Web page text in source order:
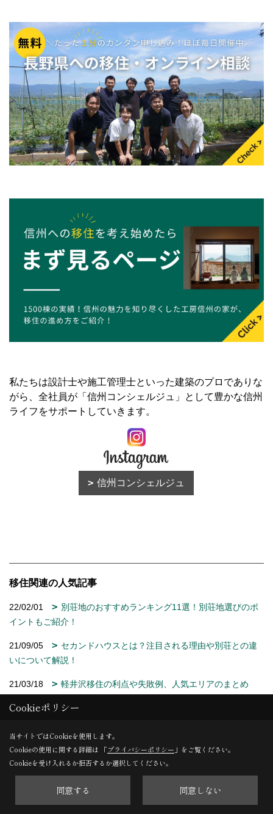
私たちは設計士や施工管理士といった建築のプロでありな
がら、全社員が「信州コンシェルジュ」として豊かな信州
ライフをサポートしていきます。
信州コンシェルジュ
移住関連の人気記事
22/02/01
別荘地のおすすめランキング11選！別荘地選びのポ
イントもご紹介！
21/09/05
セカンドハウスとは？注目される理由や別荘との違
いについて解説！
21/03/18 軽井沢移住の利点や失敗例、人気エリアのまとめ
21/03/01
長野県への移住がおすすめ・人気な理由！支援制度
23/06/07
政府が推進する転職なき移住とは？メリットや実現
するためのポイントを解説！
Cookieポリシー
当サイトではCookieを使用します。
Cookieの使用に関する詳細は 「プライバシーポリシー 」をご覧ください。
Cookieを受け入れるか拒否するか選択してください。
同意する 同意しない